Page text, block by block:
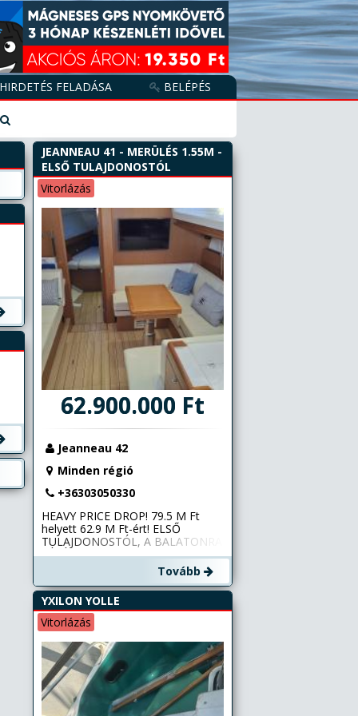
HIRDETÉS FELADÁSA BELÉPÉS
JEANNEAU 41 - MERÜLÉS 1.55M -
ELSŐ TULAJDONOSTÓL
Vitorlázás
62.900.000 Ft
Jeanneau 42
Minden régió
+36303050330
HEAVY PRICE DROP! 79.5 M Ft
helyett 62.9 M Ft-ért! ELSŐ
TULAJDONOSTÓL, A BALATONRA
VÁSÁROLT, TAVI KIELES
JEANNEAU 41 ELADÓ! A hajó
kitűnő állapotban van, -
kétkormányos kivitel, díjnyertes
francia dizájn, igazi Philip Briand
remekmű, mely cruiser
kategóriában rangos nemzetközi
díjakat nyert! 2 nagyméretű,
nagyon kényelmes duplakabin +
tágas, luxus felszereltségű szalon
+ 2 vizesblokk található a
hajóbelsőben. Yanmar 3JH5
belmotor (40 LE, 340 üzemóra)
Tovább
YXILON YOLLE
Vitorlázás